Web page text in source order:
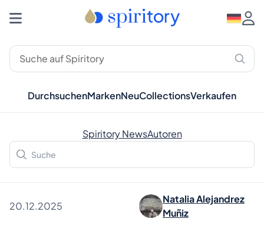
DurchsuchenMarkenNeuCollectionsVerkaufen
Spiritory NewsAutoren
20.12.2025
Natalia Alejandrez
Muñiz